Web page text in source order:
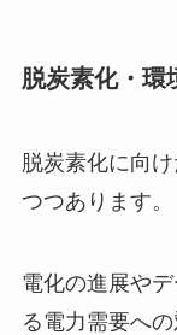
脱炭素化・環
脱炭素化に向
つつあります。
電化の進展や
る電力需要へ